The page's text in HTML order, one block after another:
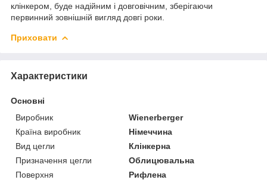
клінкером, буде надійним і довговічним, зберігаючи
первинний зовнішній вигляд довгі роки.
Приховати
Характеристики
Основні
Виробник
Wienerberger
Країна виробник
Німеччина
Вид цегли
Клінкерна
Призначення цегли
Облицювальна
Поверхня
Рифлена